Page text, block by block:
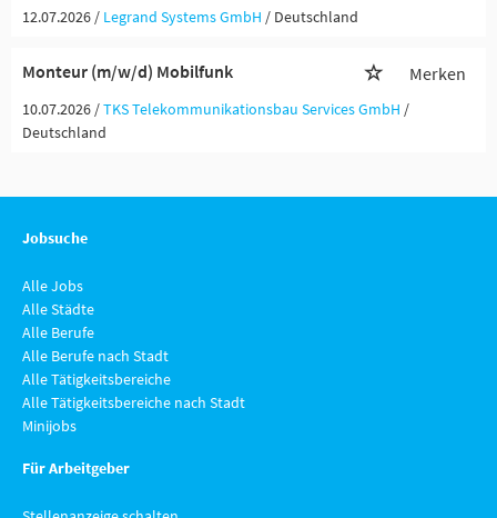
12.07.2026 / Legrand Systems GmbH / Deutschland
Monteur (m/w/d) Mobilfunk Merken
10.07.2026 /TKS Telekommunikationsbau Services GmbH /
Deutschland
Jobsuche
Alle Jobs
Alle Städte
Alle Berufe
Alle Berufe nach Stadt
Alle Tätigkeitsbereiche
Alle Tätigkeitsbereiche nach Stadt
Minijobs
Für Arbeitgeber